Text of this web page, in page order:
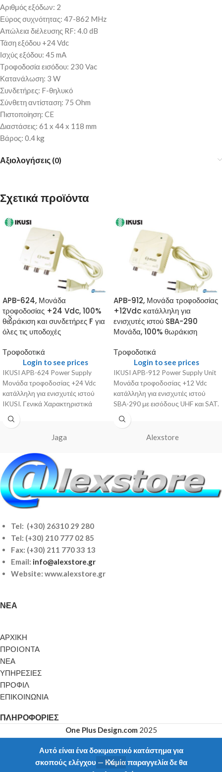
Αυτό είναι ένα δοκιμαστικό κατάστημα για
σκοπούς ελέγχου — Καμία παραγγελία δε θα
Αριθμός εξόδων: 2
Εύρος συχνότητας: 47-862 MHz
Απώλεια διέλευσης RF: 4.0 dB
Τάση εξόδου +24 Vdc
Ισχύς εξόδου: 45 mA
Τροφοδοσία εισόδου: 230 Vac
Κατανάλωση: 3 W
Συνδετήρες: F-θηλυκό
Σύνθετη αντίσταση: 75 Ohm
Πιστοποίηση: CE
Διαστάσεις: 61 x 44 x 118 mm
Βάρος: 0.4 kg
Αξιολογήσεις (0)
Σχετικά προϊόντα
APB-624, Μονάδα
τροφοδοσίας +24 Vdc, 100%
θωράκιση και συνδετήρες F για
όλες τις υποδοχές
Τροφοδοτικά
Login to see prices
IKUSI APB-624 Power Supply
Μονάδα τροφοδοσίας +24 Vdc
κατάλληλη για ενισχυτές ιστού
IKUSI. Γενικά Χαρακτηριστικά
Τύπος: APB-624 Κατασκευαστής:
IKUSI Συσκευασία:
APB-912, Μονάδα τροφοδοσίας
+12Vdc κατάλληλη για
ενισχυτές ιστού SBA-290
Μονάδα, 100% θωράκιση
Τροφοδοτικά
Login to see prices
IKUSI APB-912 Power Supply Unit
Μονάδα τροφοδοσίας +12 Vdc
κατάλληλη για ενισχυτές ιστού
SBA-290 με εισόδους UHF και SAT.
Γενικά
Jaga Alexstore
Tel: (+30) 26310 29 280
Tel: (+30) 210 777 02 85
Fax: (+30) 211 770 33 13
Email: info@alexstore.gr
Website: www.alexstore.gr
ΝΈΑ
ΑΡΧΙΚΗ
ΠΡΟIONTA
ΝΕΑ
ΥΠΗΡΕΣΙΕΣ
ΠΡΟΦΙΛ
ΕΠΙΚΟΙΝΩΝΙΑ
ΠΛΗΡΟΦΟΡΊΕΣ
One Plus Design.com 2025